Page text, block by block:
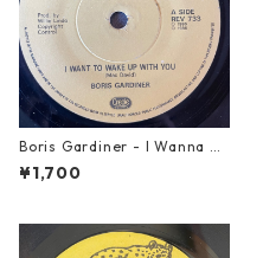
Boris Gardiner - I Wanna W
ake Up With You【7-2192
4】
¥1,700